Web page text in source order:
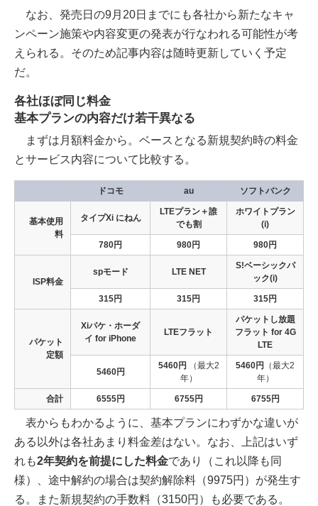
なお、発売日の9月20日までにも各社から新たなキャ
ンペーン施策や内容変更の発表が行なわれる可能性が考
えられる。そのため記事内容は随時更新していく予定
だ。
各社ほぼ同じ料金
基本プランの内容だけ若干異なる
まずは月額料金から。ベースとなる新規契約時の料金
とサービス内容について比較する。
ドコモ au ソフトバンク
基本使用
料
タイプXi にねん
LTEプラン＋誰
でも割
ホワイトプラン
(i)
780円 980円 980円
ISP料金
spモード LTE NET
S!ベーシックパ
ック(i)
315円 315円 315円
パケット
定額
Xiパケ・ホーダ
イ for iPhone
LTEフラット
パケットし放題
フラット for 4G
LTE
5460円
5460円
（最大2
年）
5460円 （最大2
年）
合計 6555円 6755円 6755円
表からもわかるように、基本プランにわずかな違いが
ある以外は各社あまり料金差はない。なお、上記はいず
れも2年契約を前提にした料金であり（これ以降も同
様）、途中解約の場合は契約解除料（9975円）が発生す
る。また新規契約の手数料（3150円）も必要である。